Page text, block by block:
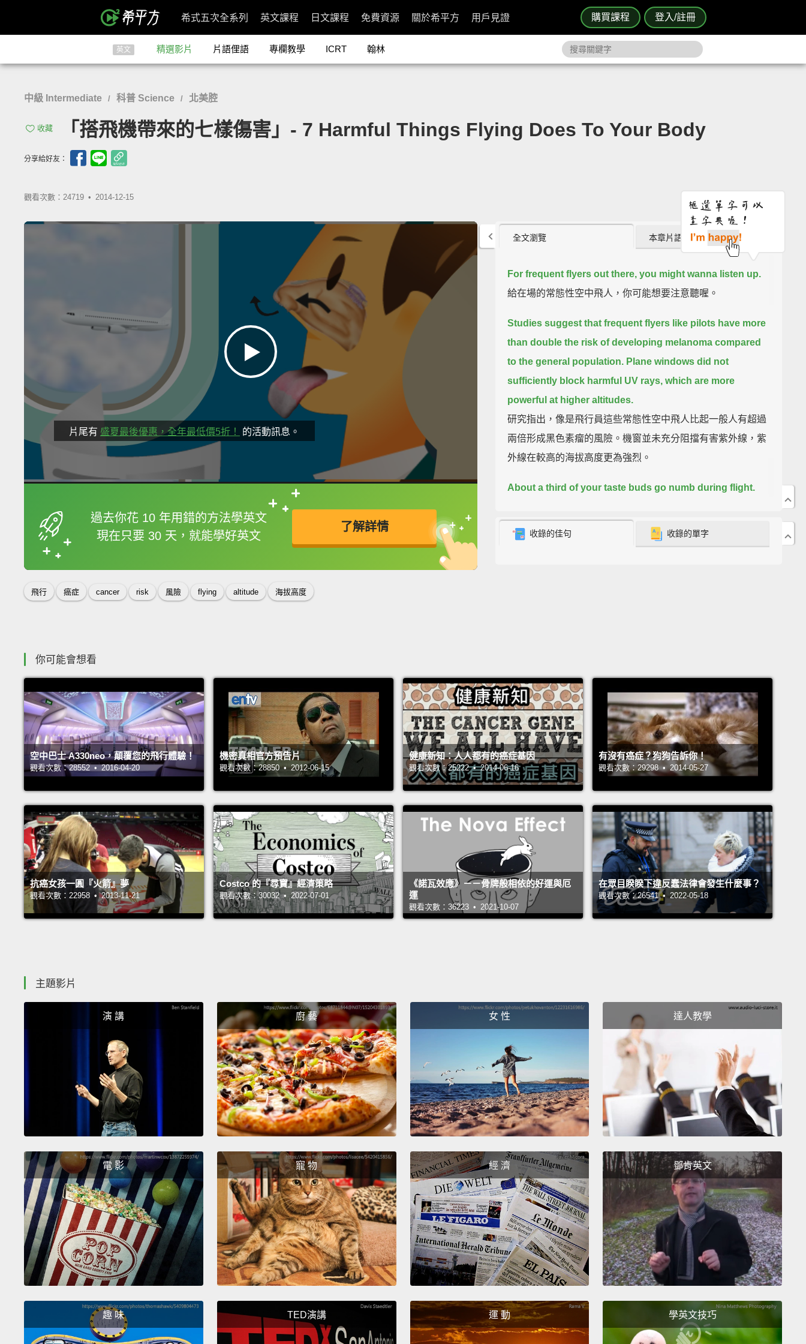
購買課程 登入/註冊
希式五次全系列 英文課程 日文課程 免費資源 關於希平方 用戶見證
英文 精選影片 片語俚語 專欄教學 ICRT 翰林
中級 Intermediate / 科普 Science / 北美腔
收藏 「搭飛機帶來的七樣傷害」- 7 Harmful Things Flying Does To Your Body
分享給好友：
觀看次數：24719 • 2014-12-15
片尾有 盛夏最後優惠，全年最低價5折！ 的活動訊息。
過去你花 10 年用錯的方法學英文
現在只要 30 天，就能學好英文
了解詳情
框選或點兩下字幕可以直接查字典喔！
英
飛行 癌症 cancer risk 風險 flying altitude 海拔高度
全文瀏覽 本章片語 (2)
For frequent flyers out there, you might wanna listen up.
給在場的常態性空中飛人，你可能想要注意聽喔。
Studies suggest that frequent flyers like pilots have more
than double the risk of developing melanoma compared
to the general population. Plane windows did not
sufficiently block harmful UV rays, which are more
powerful at higher altitudes.
研究指出，像是飛行員這些常態性空中飛人比起一般人有超過
兩倍形成黑色素瘤的風險。機窗並未充分阻擋有害紫外線，紫
外線在較高的海拔高度更為強烈。
About a third of your taste buds go numb during flight.
become swollen from cabin pressurization, making it
more difficult to detect food scents needed for taste. At
鼻黏液揮發，而黏膜因為機艙增壓變得腫脹，使得察覺出風味
所需的食物氣味變得更困難。在航行的海拔高度，你的血液吸
收較少氧氣，那會導致嗜睡、頭暈、疲勞，以及精神敏銳度的
不足。飛機內減少的氣壓也使得氣體在你的體內膨脹，那會引
起不適。
Sitting for a very long time decreases blood flowing,
causes blood to pool in your lower extremities. This
causes your muscles to stiffen and increases the risk of
blood clots. Pick your legs up and walk around a bit.
長時間坐著減少血液流動、導致血液淤積在四肢末端。這致使
你的肌肉僵硬，並增加血栓的風險。抬起你的腳並稍微走動
吧。
dive to take a flight.
飛行時海拔高度引起的減壓病有危險性。一個症狀是關節痛，
或稱潛水夫病。如果你去水肺潛水過，你的風險就增高了，而
你在潛水後應該等至少 24 小時再去搭飛機。
Crossing two or more time zones can give you jet lag, as
it takes your brain longer to catch on to the new pattern of
day and night. The effects are less prominent when flying
east to west, because you're getting daylight.
跨越兩個或更多時區會給你帶來時差感，因為它讓你的大腦花
更長時間來理解新的日夜型態。當你從東飛往西時那影響較不
明顯，因為你一直得到日光。
You're exposed to cosmic radiation at higher altitudes.
Some studies suggest that frequent flyers like pilots or
flight attendants have a higher risk of getting cancer due
to radiation. But don't worry, you'll probably more likely to
get into a plane crash than cancer from that radiation.
在較高海拔高度時你暴露於宇宙射線中。一些研究指出像是飛
收錄的佳句 收錄的單字
你可能會想看
空中巴士 A330neo，顛覆您的飛行體驗！
觀看次數：28552 • 2016-04-20
機密真相官方預告片
觀看次數：28850 • 2012-06-15
健康新知：人人都有的癌症基因
觀看次數：25222 • 2014-06-16
有沒有癌症？狗狗告訴你！
觀看次數：29298 • 2014-05-27
抗癌女孩一圓『火箭』夢
觀看次數：22958 • 2013-11-21
Costco 的『尋寶』經濟策略
觀看次數：30032 • 2022-07-01
《諾瓦效應》－－骨牌般相依的好運與厄
運
觀看次數：36223 • 2021-10-07
在眾目睽睽下違反蠢法律會發生什麼事？
觀看次數：26541 • 2022-05-18
主題影片
演 講 廚 藝 女 性 達人教學
電 影 寵 物 經 濟 鄧肯英文
趣 味 TED演講 運 動 學英文技巧